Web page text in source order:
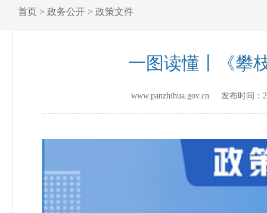
首页 > 政务公开 > 政策文件
一图读懂丨《攀
www.panzhihua.gov.cn 发布时间：